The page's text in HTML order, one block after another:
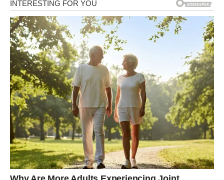
omogućiti da ostvarite planove koje ste morali odgađati.
Bićete zadovoljni jer ćete konačno osjetiti da se trud koji
ste ulagali isplatio.
Ljubavni život donosi ispunjenje
srca
Na polju emocija očekuju vas posebni trenuci.
Ako ste slobodni, vrlo brzo biste mogli upoznati osobu
koja će vas osvojiti iskrenošću, odanošću i toplinom. Već